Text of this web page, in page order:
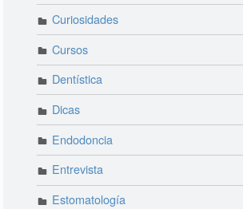
Curiosidades
Cursos
Dentística
Dicas
Endodoncia
Entrevista
Estomatología